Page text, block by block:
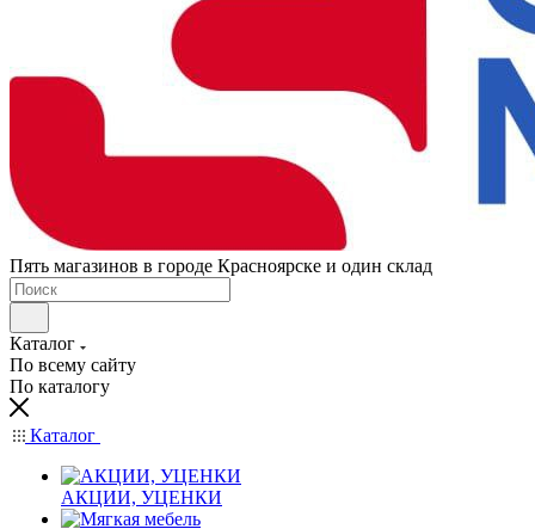
Пять магазинов в городе Красноярске и один склад
Каталог
По всему сайту
По каталогу
Каталог
АКЦИИ, УЦЕНКИ